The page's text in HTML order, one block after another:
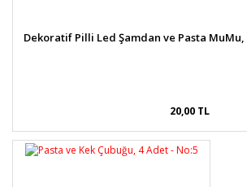
Dekoratif Pilli Led Şamdan ve Pasta MuMu,
20,00 TL